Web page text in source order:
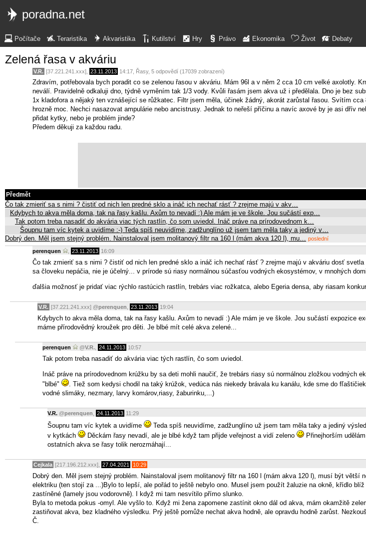
poradna.net
Počítače Teraristika Akvaristika Kutilství Hry Právo Ekonomika Život Debaty
Zelená řasa v akváriu
V.R. [37.221.241.xxx], 23.11.2013 14:17 Řasy, 5 odpovědí (17039 zobrazení)
Zdravím, potřebovala bych poradit co se zelenou řasou v akváriu. Mám 96l a v něm 2 cca 10 cm velké axolotly.
neválí. Pravidelně odkaluji dno, týdně vyměním tak 1/3 vody. Kvůli řasám jsem akva už i předělala. Dno je bez
1x kladofora a nějaký ten vznášející se růžkatec. Filtr jsem měla, účinek žádný, akorát zarůstal řasou. Svítím cca
hrozně moc. Nechci nasazovat ampulárie nebo ancistrusy. Jednak to neřeší příčinu a navíc axové by je asi dřív
přidat kytky, nebo je problém jinde?
Předem děkuji za každou radu.
Předmět
Čo tak zmieriť sa s nimi ? čistiť od nich len predné sklo a ináč ich nechať rásť ? zrejme majú v akv…
Kdybych to akva měla doma, tak na řasy kašlu. Axům to nevadí :) Ale mám je ve škole. Jou sučástí exp…
Tak potom treba nasadiť do akvária viac tých rastlín, čo som uviedol. Ináč práve na prírodovednom k…
Šoupnu tam víc kytek a uvidíme :-) Teda spíš neuvidíme, zadžunglíno už jsem tam měla taky a jediný v…
Dobrý den. Měl jsem stejný problém. Nainstaloval jsem molitanový filtr na 160 l (mám akva 120 l), mu… poslední
perenquen 23.11.2013 16:09
Čo tak zmieriť sa s nimi ? čistiť od nich len predné sklo a ináč ich nechať rásť ? zrejme majú v akváriu dosť
sa človeku nepáčia, nie je účelný... v prírode sú riasy normálnou súčasťou vodných ekosystémov, v mnohých
ďalšia možnosť je pridať viac rýchlo rastúcich rastlín, trebárs viac rožkatca, alebo Egeria densa, aby riasam
V.R. [37.221.241.xxx] @perenquen 23.11.2013 19:04
Kdybych to akva měla doma, tak na řasy kašlu. Axům to nevadí :) Ale mám je ve škole. Jou sučástí expozice
máme přírodovědný kroužek pro děti. Je blbé mít celé akva zelené...
perenquen @V.R. 24.11.2013 10:57
Tak potom treba nasadiť do akvária viac tých rastlín, čo som uviedol.
Ináč práve na prírodovednom krúžku by sa deti mohli naučiť, že trebárs riasy sú normálnou zložkou vodných
"blbé"
. Tiež som kedysi chodil na taký krúžok, vedúca nás niekedy brávala ku kanálu, kde sme do
vodné slimáky, nezmary, larvy komárov,riasy, žaburinku,...)
V.R. @perenquen 24.11.2013 11:29
Šoupnu tam víc kytek a uvidíme
Teda spíš neuvidíme, zadžunglíno už jsem tam měla taky a jediný
v kytkách
Děckám řasy nevadí, ale je blbé když tam přijde veřejnost a vidí zeleno Přinejhorším
ostatních akva se řasy tolik nerozmáhají...
Cejkala [217.196.212.xxx], 27.04.2021 10:29
Dobrý den. Měl jsem stejný problém. Nainstaloval jsem molitanový filtr na 160 l (mám akva 120 l), musí být větší
elektriku (ten stojí za ...)Bylo to lepší, ale pořád to ještě nebylo ono. Musel jsem použít žaluzie na okně, křídlo
zastíněné (lamely jsou vodorovně). I když mi tam nesvítilo přímo slunko.
Byla to metoda pokus -omyl. Ale vyšlo to. Když mi žena zapomene zastínit okno dál od akva, mám okamžitě
zastiňovat akva, bez kladného výsledku. Prý ještě pomůže nechat akva hodně, ale opravdu hodně zarůst.
Č.